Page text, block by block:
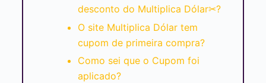
desconto do Multiplica Dólar✂?
O site Multiplica Dólar tem
cupom de primeira compra?
Como sei que o Cupom foi
aplicado?